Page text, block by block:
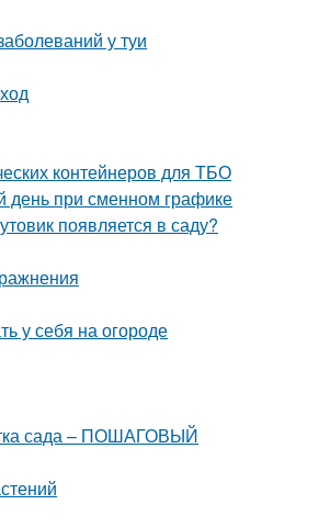
у туи
контейнеров для ТБО
день при сменном графике
появляется в саду?
у себя на огороде
сада – ПОШАГОВЫЙ